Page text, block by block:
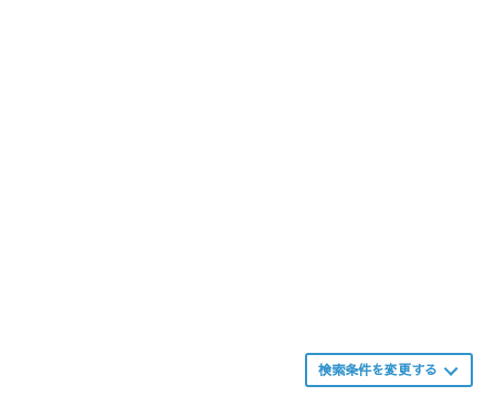
検索条件を変更する